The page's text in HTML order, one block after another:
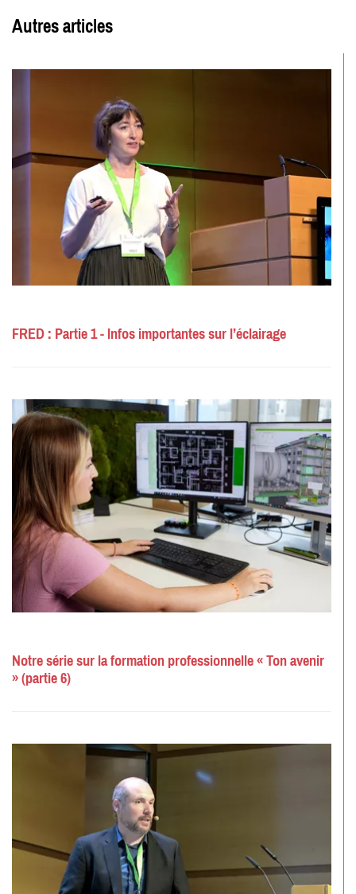
Autres articles
FRED : Partie 1 - Infos importantes sur l’éclairage
Notre série sur la formation professionnelle « Ton avenir
» (partie 6)